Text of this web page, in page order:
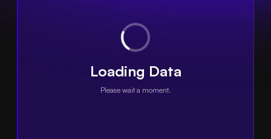
Loading Data
Please wait a moment.